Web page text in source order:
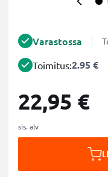
Varastossa
Toimitus:2.95 €
22,95 €
sis. alv